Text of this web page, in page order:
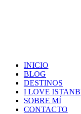
INICIO
BLOG
DESTINOS
I LOVE
SOBRE MÍ
CONTACTO